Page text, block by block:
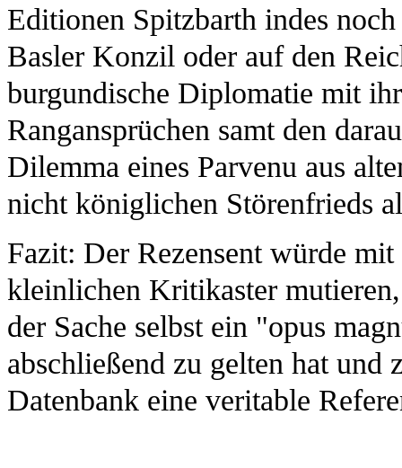
Editionen Spitzbarth indes
Basler Konzil oder auf den
burgundische Diplomatie mit
Rangansprüchen samt den
Dilemma eines Parvenu aus
nicht königlichen Störenfrieds
Fazit: Der Rezensent würde
kleinlichen Kritikaster
der Sache selbst ein "opus
abschließend zu gelten hat und
Datenbank eine veritable